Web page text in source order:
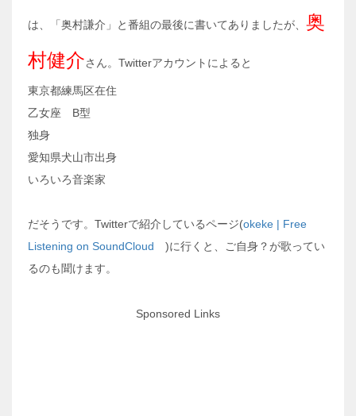
は、「奥村謙介」と番組の最後に書いてありましたが、 奥
村健介さん。Twitterアカウントによると
東京都練馬区在住
乙女座 B型
独身
愛知県犬山市出身
いろいろ音楽家
だそうです。Twitterで紹介しているページ(okeke | Free
Listening on SoundCloud )に行くと、ご自身？が歌ってい
るのも聞けます。
Sponsored Links